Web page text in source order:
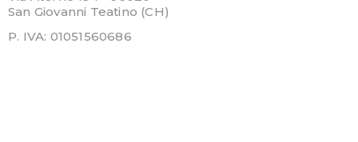
San Giovanni Teatino (CH)
P. IVA: 01051560686